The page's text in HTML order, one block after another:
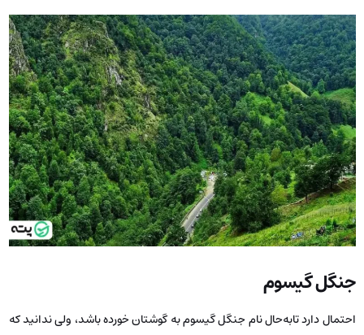
جنگل گیسوم
احتمال دارد تابه‌حال نام جنگل گیسوم به گوشتان خورده باشد، ولی ندانید که